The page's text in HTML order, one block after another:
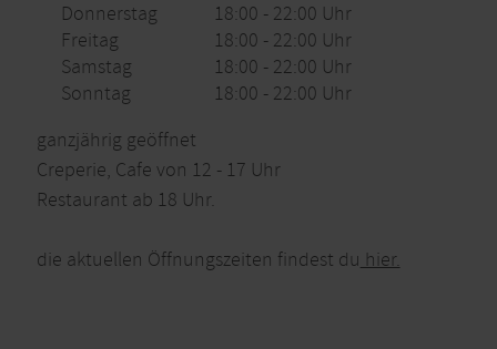
Donnerstag
18:00 - 22:00 Uhr
Freitag
18:00 - 22:00 Uhr
Samstag
18:00 - 22:00 Uhr
Sonntag
18:00 - 22:00 Uhr
ganzjährig geöffnet
Creperie, Cafe von 12 - 17 Uhr
Restaurant ab 18 Uhr.
die aktuellen Öffnungszeiten findest du hier.